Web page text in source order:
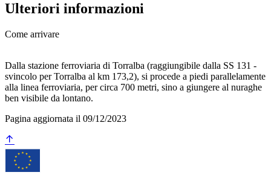
Ulteriori informazioni
Come arrivare
Dalla stazione ferroviaria di Torralba (raggiungibile dalla SS 131 -
svincolo per Torralba al km 173,2), si procede a piedi parallelamente
alla linea ferroviaria, per circa 700 metri, sino a giungere al nuraghe
ben visibile da lontano.
Pagina aggiornata il 09/12/2023